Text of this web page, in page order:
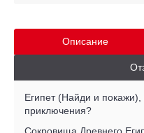
Описание
Египет (Найди и
приключения?